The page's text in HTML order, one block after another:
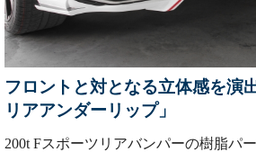
フロントと対となる立体感を
リアアンダーリップ」
200t Fスポーツリアバンパーの樹脂パ